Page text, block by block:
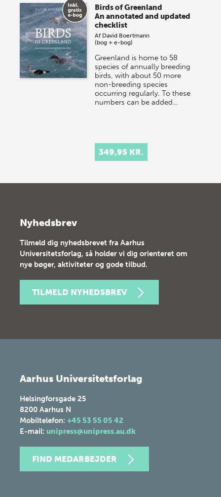
Birds of Greenland
An annotated and updated
checklist
Af David Boertmann
(bog + e-bog)
Greenland is home to 58
species of annually breeding
birds, with about 50 more
non-breeding species
occurring regularly. To these
numbers can be added…
349,95 KR.
Nyhedsbrev
Tilmeld dig nyhedsbrevet fra Aarhus
Universitetsforlag, så holder vi dig orienteret om
nye bøger, aktiviteter og gode tilbud.
TILMELD NYHEDSBREV
Aarhus Universitetsforlag
Helsingforsgade 25
8200 Aarhus N
Mobiltelefon: +45 53 55 05 42
E-mail: unipress@unipress.au.dk
FIND MEDARBEJDER